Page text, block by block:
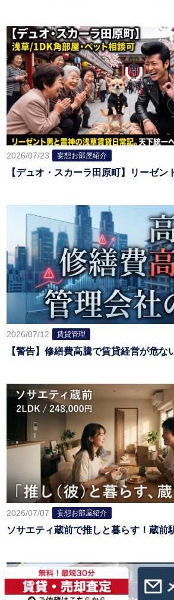
2026/07/23 妄想お部屋紹介
【デュオ・スカーラ田原町】リーゼ
2026/07/12 賃貸管理
【警告】修繕費高騰で賃貸経営が危
2026/07/07 妄想お部屋紹介
ソサエティ蔵前で推しと暮らす！蔵